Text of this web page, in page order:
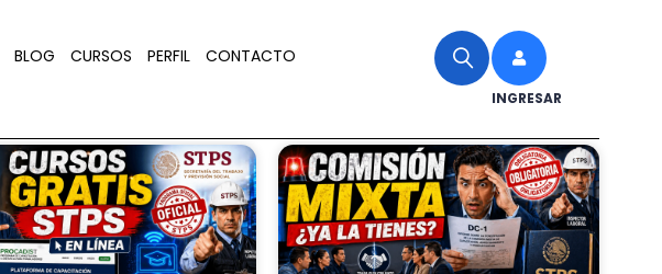
BLOG CURSOS PERFIL CONTACTO
INGRESAR